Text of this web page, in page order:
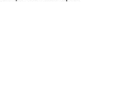
hình dáng là máy
sấy tay đặt sàn. Mỗi
đích sử dụng của